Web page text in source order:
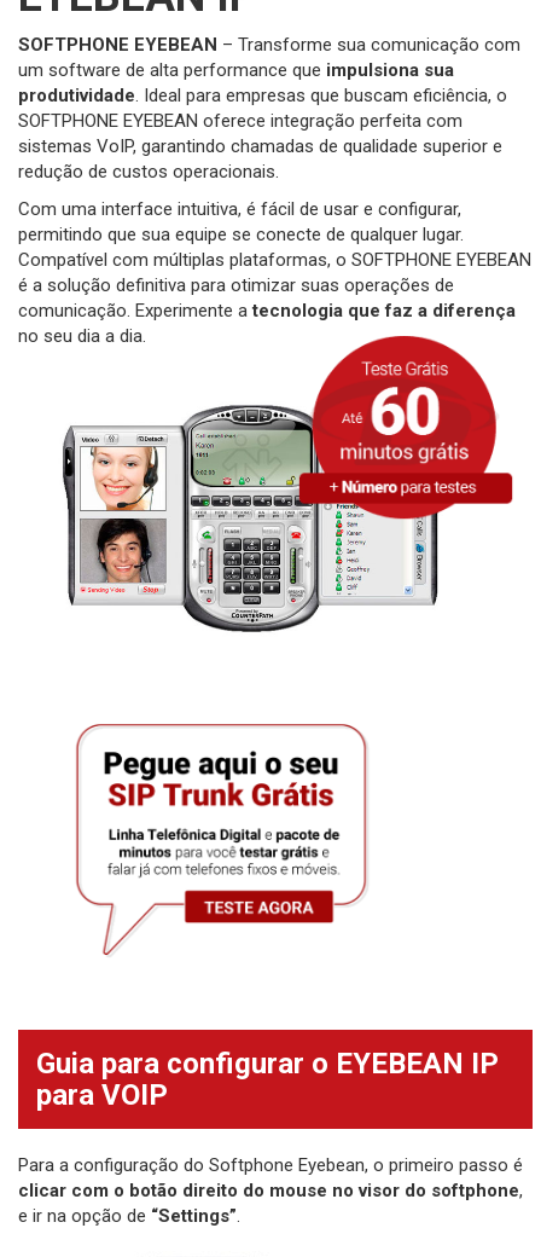
SOFTPHONE EYEBEAN – Transforme sua comunicação com
um software de alta performance que impulsiona sua
produtividade. Ideal para empresas que buscam eficiência, o
SOFTPHONE EYEBEAN oferece integração perfeita com
sistemas VoIP, garantindo chamadas de qualidade superior e
redução de custos operacionais.
Com uma interface intuitiva, é fácil de usar e configurar,
permitindo que sua equipe se conecte de qualquer lugar.
Compatível com múltiplas plataformas, o SOFTPHONE EYEBEAN
é a solução definitiva para otimizar suas operações de
comunicação. Experimente atecnologia que faz a diferença
no seu dia a dia.
Guia para configurar o EYEBEAN IP
para VOIP
Para a configuração do Softphone Eyebean, o primeiro passo é
clicar com o botão direito do mouse no visor do softphone,
e ir na opção de “Settings”.